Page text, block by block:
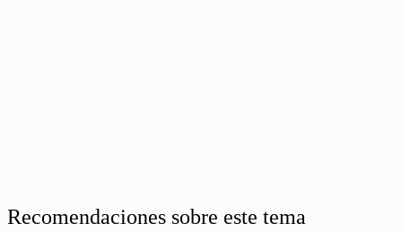
Recomendaciones sobre este tema